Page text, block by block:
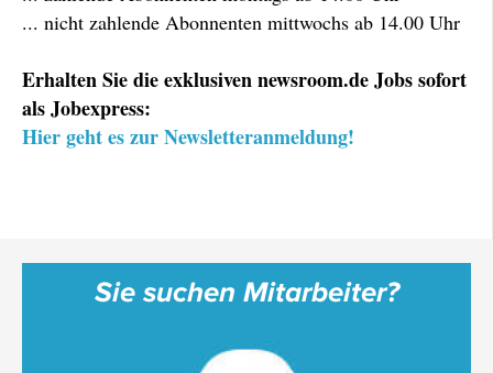
... nicht zahlende Abonnenten mittwochs ab 14.00 Uhr
Erhalten Sie die exklusiven newsroom.de Jobs sofort
als Jobexpress:
Hier geht es zur Newsletteranmeldung!
Sie suchen Mitarbeiter?